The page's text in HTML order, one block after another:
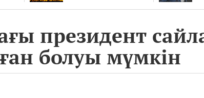
президент
болуы мүмкін